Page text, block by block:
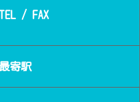
TEL / FAX
最寄駅